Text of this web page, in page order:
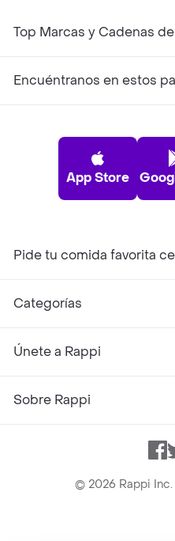
Top Marcas y Cadenas
Encuéntranos en estos
App Store
Pide tu comida favorita
Categorías
Únete a Rappi
Sobre Rappi
© 2026 Rappi